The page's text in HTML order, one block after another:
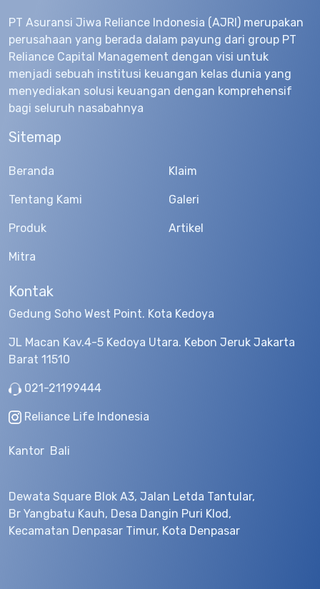
PT Asuransi Jiwa Reliance Indonesia (AJRI) merupakan
perusahaan yang berada dalam payung dari group PT
Reliance Capital Management dengan visi untuk
menjadi sebuah institusi keuangan kelas dunia yang
menyediakan solusi keuangan dengan komprehensif
bagi seluruh nasabahnya
Sitemap
Beranda Klaim
Tentang Kami Galeri
Produk Artikel
Mitra
Kontak
Gedung Soho West Point. Kota Kedoya
JL Macan Kav.4-5 Kedoya Utara. Kebon Jeruk Jakarta
Barat 11510
021-21199444
Reliance Life Indonesia
Kantor Bali
Dewata Square Blok A3, Jalan Letda Tantular,
Br Yangbatu Kauh, Desa Dangin Puri Klod,
Kecamatan Denpasar Timur, Kota Denpasar